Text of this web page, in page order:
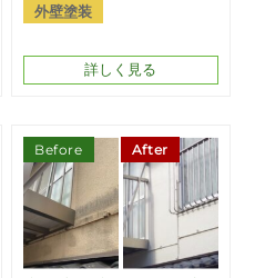
外壁塗装
詳しく見る
Before After